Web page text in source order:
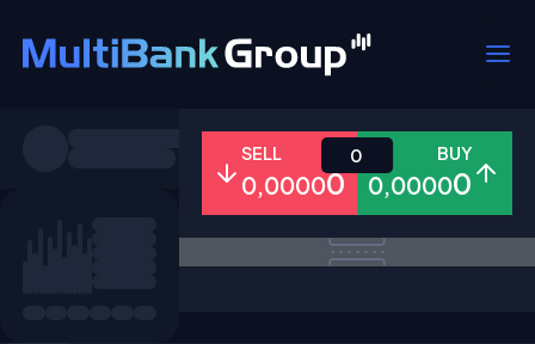
Todo Forex Metales
SELL
0,00000
BUY
0,00000
0